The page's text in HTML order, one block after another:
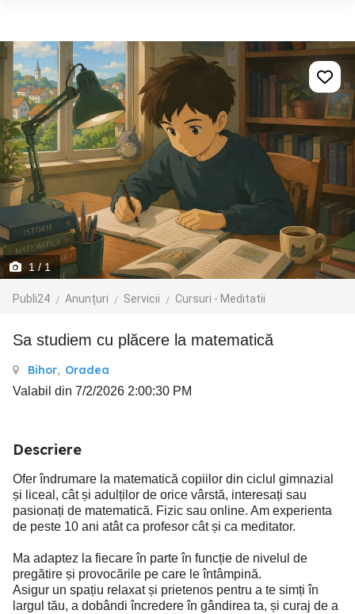
1/ 1
Publi24 Anunțuri Servicii Cursuri - Meditatii
Sa studiem cu plăcere la matematică
Bihor, Oradea
Valabil din 7/2/2026 2:00:30 PM
Descriere
Ofer îndrumare la matematică copiilor din ciclul gimnazial
și liceal, cât și adulților de orice vârstă, interesați sau
pasionați de matematică. Fizic sau online. Am experienta
de peste 10 ani atât ca profesor cât și ca meditator.
Ma adaptez la fiecare în parte în funcție de nivelul de
pregătire și provocările pe care le întâmpină.
Asigur un spațiu relaxat și prietenos pentru a te simți în
largul tău, a dobândi încredere în gândirea ta, și curaj de a